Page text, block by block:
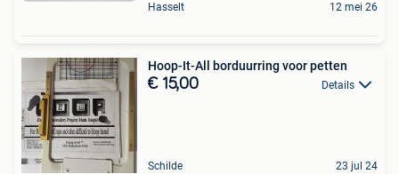
Hasselt 12 mei 26
Hoop-It-All borduurring voor petten
€ 15,00 Details
Schilde 23 jul 24